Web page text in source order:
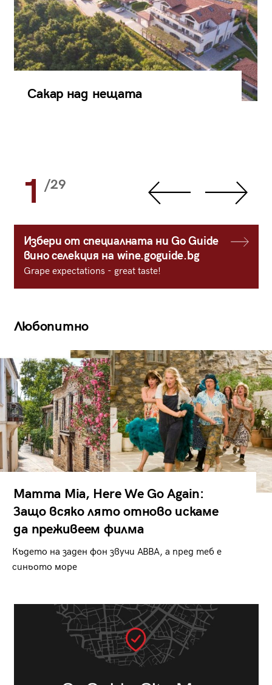
Сакар над нещата
1 /29
Избери от специалната ни Go Guide
вино селекция на wine.goguide.bg
Grape expectations - great taste!
Любопитно
Mamma Mia, Here We Go Again:
Защо всяко лято отново искаме
да преживеем филма
Където на заден фон звучи ABBA, а пред теб е
синьото море